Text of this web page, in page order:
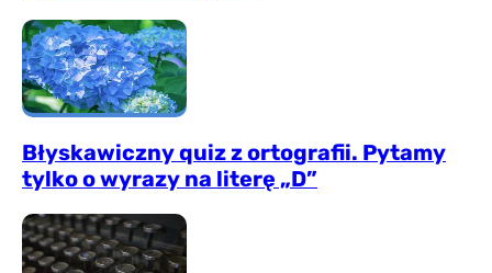
Błyskawiczny quiz z ortografii. Pytamy
tylko o wyrazy na literę „D”